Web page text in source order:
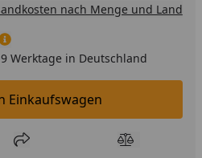
nach Menge und Land
Werktage in Deutschland
In den Einkaufswagen legen
Einkaufswagen
hinzufügen
Teilen Produkt